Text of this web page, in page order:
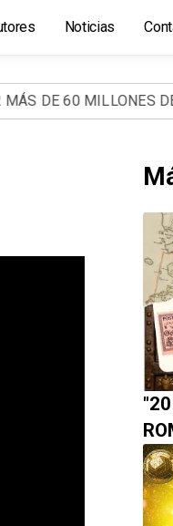
Noticias
60 MILLONES DE